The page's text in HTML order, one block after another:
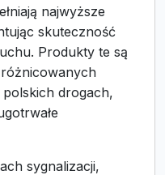
najwyższe
skuteczność
Produkty te są
drogach,
sygnalizacji,